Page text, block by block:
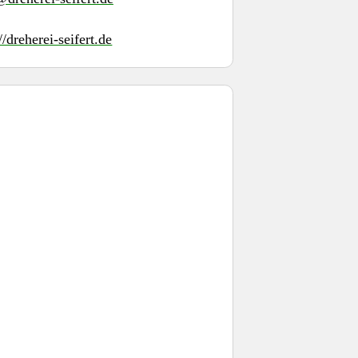
dreherei-seifert.de